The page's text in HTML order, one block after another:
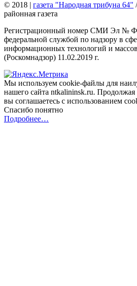
© 2018 | газета "Народная трибуна 64"
районная газета
Регистрационный номер СМИ Эл №
федеральной службой по надзору в
информационных технологий и
(Роскомнадзор) 11.02.2019 г.
Мы используем cookie-файлы для
нашего сайта ntkalininsk.ru. Продолжая
вы соглашаетесь с использованием
Спасибо понятно
Подробнее…